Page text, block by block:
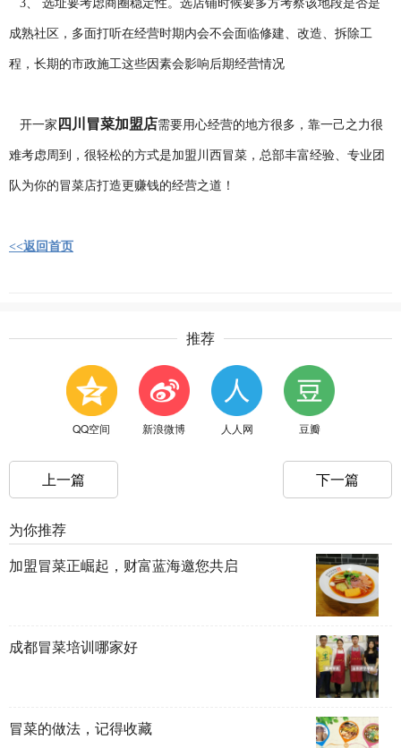
3、 选址要考虑商圈稳定性。选店铺时候要多方考察该地段是否是
成熟社区，多面打听在经营时期内会不会面临修建、改造、拆除工
程，长期的市政施工这些因素会影响后期经营情况
开一家 四川冒菜加盟店需要用心经营的地方很多，靠一己之力很
难考虑周到，很轻松的方式是加盟川西冒菜，总部丰富经验、专业团
队为你的冒菜店打造更赚钱的经营之道！
<<返回首页
推荐
QQ空间 新浪微博 人人网 豆瓣
上一篇 下一篇
为你推荐
加盟冒菜正崛起，财富蓝海邀您共启
成都冒菜培训哪家好
冒菜的做法，记得收藏